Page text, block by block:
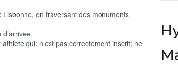
en traversant des monuments
qui: n’est pas correctement inscrit; ne